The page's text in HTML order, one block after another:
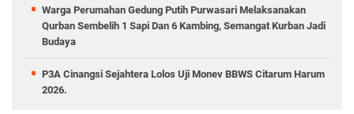
Warga Perumahan Gedung Putih Purwasari Melaksanakan
Qurban Sembelih 1 Sapi Dan 6 Kambing, Semangat Kurban Jadi
Budaya
P3A Cinangsi Sejahtera Lolos Uji Monev BBWS Citarum Harum
2026.